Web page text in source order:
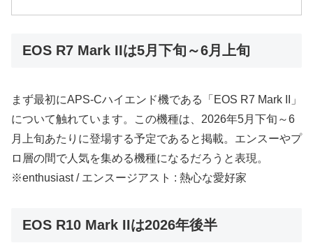
EOS R7 Mark IIは5月下旬～6月上旬
まず最初にAPS-Cハイエンド機である「EOS R7 Mark II」
について触れています。この機種は、2026年5月下旬～6
月上旬あたりに登場する予定であると掲載。エンスーやプ
ロ層の間で人気を集める機種になるだろうと表現。
※enthusiast / エンスージアスト : 熱心な愛好家
EOS R10 Mark IIは2026年後半